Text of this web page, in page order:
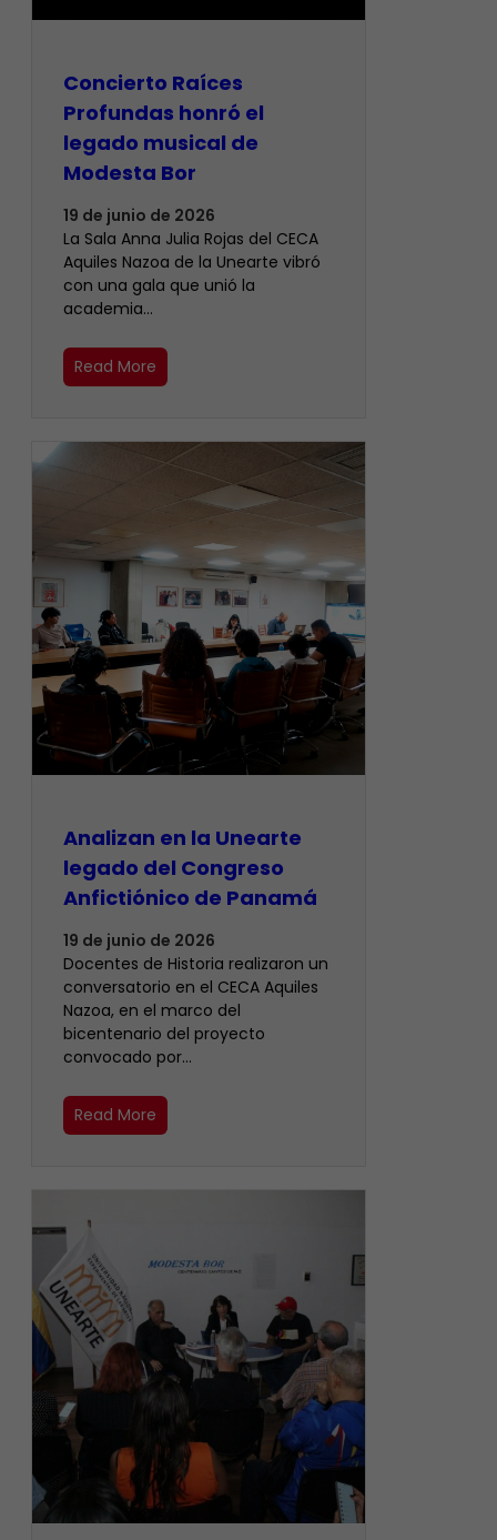
​Concierto Raíces
Profundas honró el
legado musical de
Modesta Bor
19 de junio de 2026
La Sala Anna Julia Rojas del CECA
Aquiles Nazoa de la Unearte vibró
con una gala que unió la
academia…
Read More
Analizan en la Unearte
legado del Congreso
Anfictiónico de Panamá
19 de junio de 2026
Docentes de Historia realizaron un
conversatorio en el CECA Aquiles
Nazoa, en el marco del
bicentenario del proyecto
convocado por…
Read More